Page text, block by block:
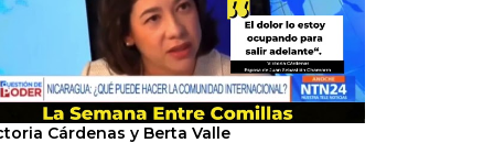
Cárdenas y Berta Valle